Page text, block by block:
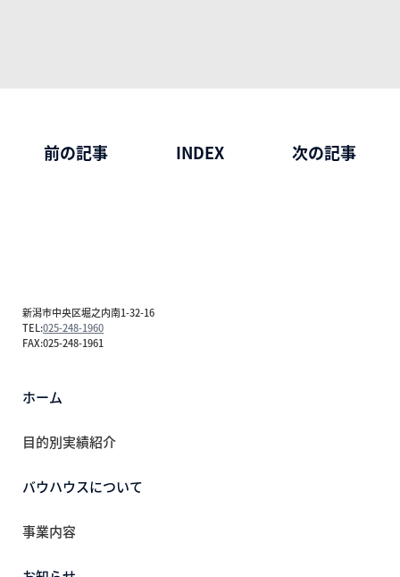
前の記事 INDEX 次の記事
新潟市中央区堀之内南1-32-16
TEL:025-248-1960
FAX:025-248-1961
ホーム
目的別実績紹介
バウハウスについて
事業内容